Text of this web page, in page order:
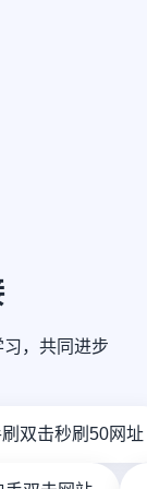
，共同进步
双击秒刷50网址